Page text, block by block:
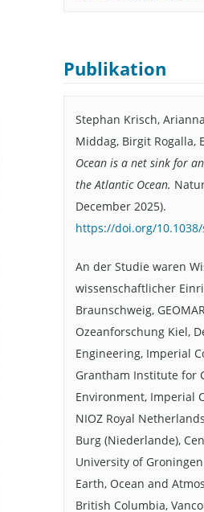
Publikation
Stephan Krisch,
Middag, Birgit Rogalla,
Ocean is a net sink for
the Atlantic Ocean.
December 2025).
https://doi.org/10.1038/
An der Studie waren
wissenschaftlicher
Braunschweig,
Ozeanforschung Kiel,
Engineering, Imperial
Grantham Institute for
Environment, Imperial
NIOZ Royal
Burg (Niederlande),
University of
Earth, Ocean and
British Columbia,